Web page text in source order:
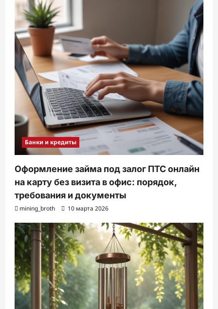
Банки и кредиты
Оформление займа под залог ПТС онлайн
на карту без визита в офис: порядок,
требования и документы
mining_broth 10 марта 2026